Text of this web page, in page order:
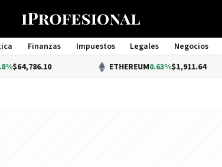
Finanzas Impuestos Legales Negocios
Management
ETHEREUM 0.63%$1,911.64